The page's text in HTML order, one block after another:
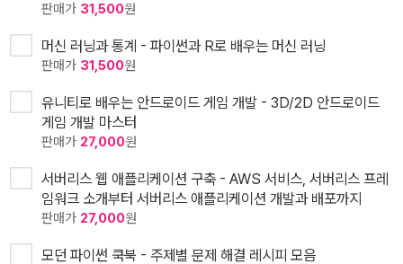
판매가 31,500원
머신 러닝과 통계 - 파이썬과 R로 배우는 머신 러닝
판매가 31,500원
유니티로 배우는 안드로이드 게임 개발 - 3D/2D 안드로이드
게임 개발 마스터
판매가 27,000원
서버리스 웹 애플리케이션 구축 - AWS 서비스, 서버리스 프레
임워크 소개부터 서버리스 애플리케이션 개발과 배포까지
판매가 27,000원
모던 파이썬 쿡북 - 주제별 문제 해결 레시피 모음